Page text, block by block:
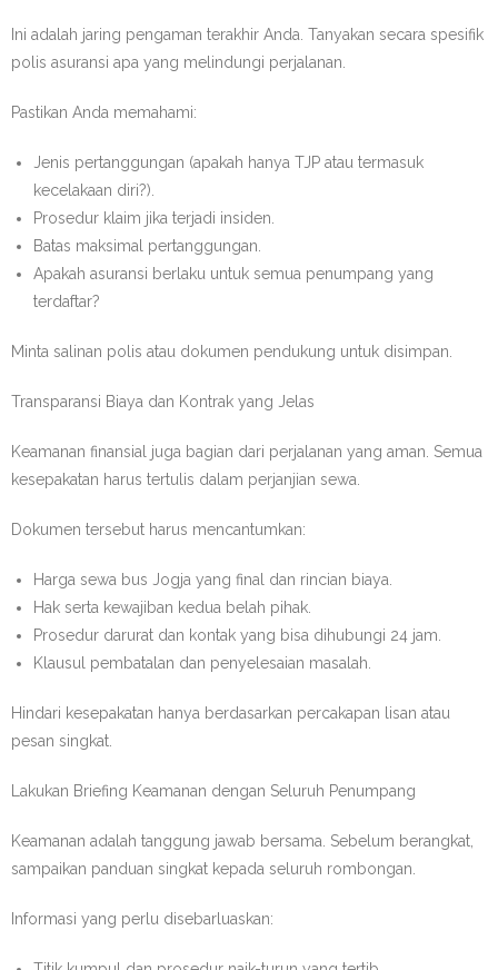
Ini adalah jaring pengaman terakhir Anda. Tanyakan secara spesifik
polis asuransi apa yang melindungi perjalanan.
Pastikan Anda memahami:
Jenis pertanggungan (apakah hanya TJP atau termasuk
kecelakaan diri?).
Prosedur klaim jika terjadi insiden.
Batas maksimal pertanggungan.
Apakah asuransi berlaku untuk semua penumpang yang
terdaftar?
Minta salinan polis atau dokumen pendukung untuk disimpan.
Transparansi Biaya dan Kontrak yang Jelas
Keamanan finansial juga bagian dari perjalanan yang aman. Semua
kesepakatan harus tertulis dalam perjanjian sewa.
Dokumen tersebut harus mencantumkan:
Harga sewa bus Jogja yang final dan rincian biaya.
Hak serta kewajiban kedua belah pihak.
Prosedur darurat dan kontak yang bisa dihubungi 24 jam.
Klausul pembatalan dan penyelesaian masalah.
Hindari kesepakatan hanya berdasarkan percakapan lisan atau
pesan singkat.
Lakukan Briefing Keamanan dengan Seluruh Penumpang
Keamanan adalah tanggung jawab bersama. Sebelum berangkat,
sampaikan panduan singkat kepada seluruh rombongan.
Informasi yang perlu disebarluaskan: